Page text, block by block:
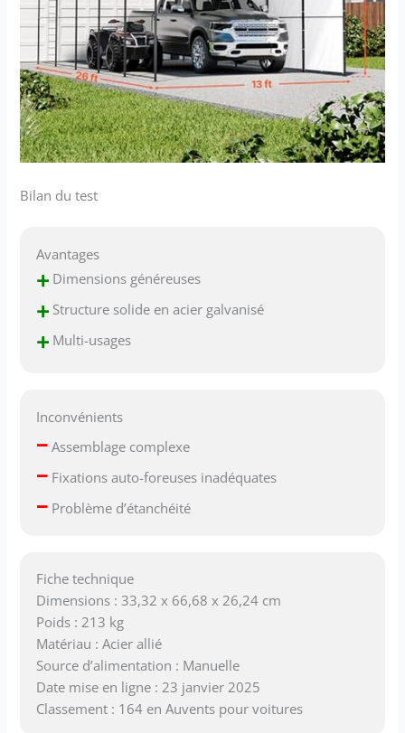
Bilan du test
Avantages
+ Dimensions généreuses
+ Structure solide en acier galvanisé
+ Multi-usages
Inconvénients
– Assemblage complexe
– Fixations auto-foreuses inadéquates
– Problème d’étanchéité
Fiche technique
Dimensions : 33,32 x 66,68 x 26,24 cm
Poids : 213 kg
Matériau : Acier allié
Source d’alimentation : Manuelle
Date mise en ligne : 23 janvier 2025
Classement : 164 en Auvents pour voitures